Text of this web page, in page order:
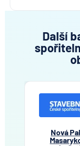
Další
Nová